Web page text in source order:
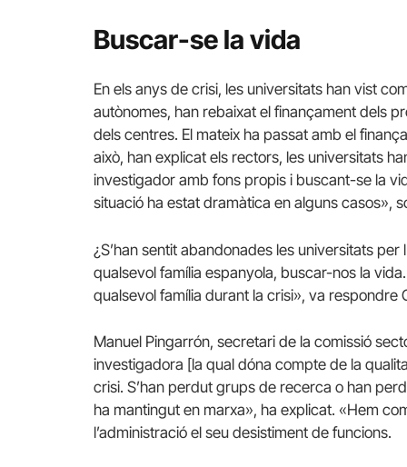
Buscar-se la vida
En els anys de crisi, les universitats han vist
autònomes, han rebaixat el finançament dels
dels centres. El mateix ha passat amb el
això, han explicat els rectors, les universitats
investigador amb fons propis i buscant-se la
situació ha estat dramàtica en alguns casos»,
¿S’han sentit abandonades les universitats per
qualsevol família espanyola, buscar-nos la
qualsevol família durant la crisi», va respondre
Manuel Pingarrón, secretari de la comissió
investigadora [la qual dóna compte de la
crisi. S’han perdut grups de recerca o han
ha mantingut en marxa», ha explicat. «Hem
l’administració el seu desistiment de funcions.